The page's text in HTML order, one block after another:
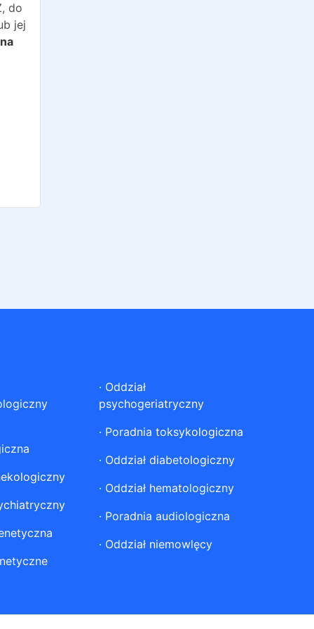
do
jej
· Oddział
psychogeriatryczny
· Poradnia toksykologiczna
· Oddział diabetologiczny
· Oddział hematologiczny
· Poradnia audiologiczna
· Oddział niemowlęcy